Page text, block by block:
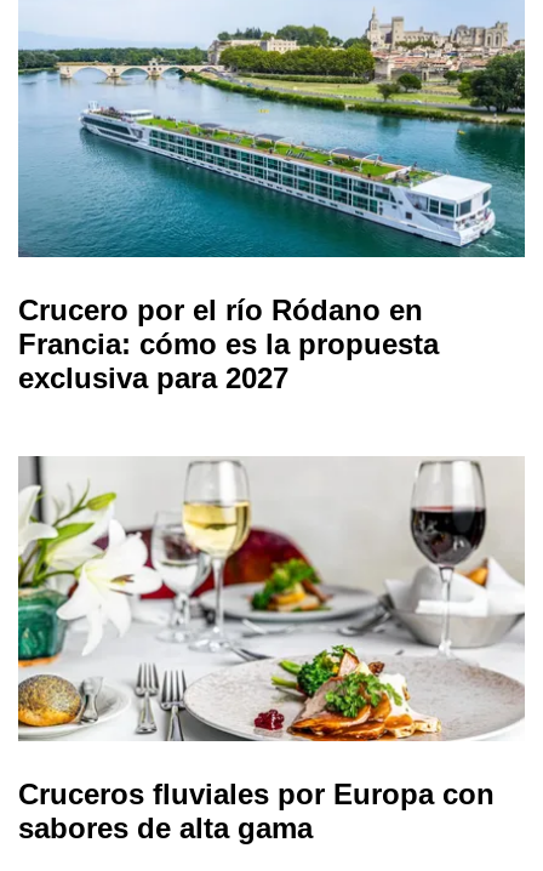
Crucero por el río Ródano en
Francia: cómo es la propuesta
exclusiva para 2027
Cruceros fluviales por Europa con
sabores de alta gama